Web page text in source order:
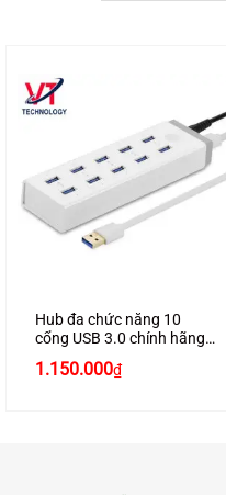
Hub đa chức năng 10
cổng USB 3.0 chính hãng
điện thoại, máy tính bảng
1.150.000₫